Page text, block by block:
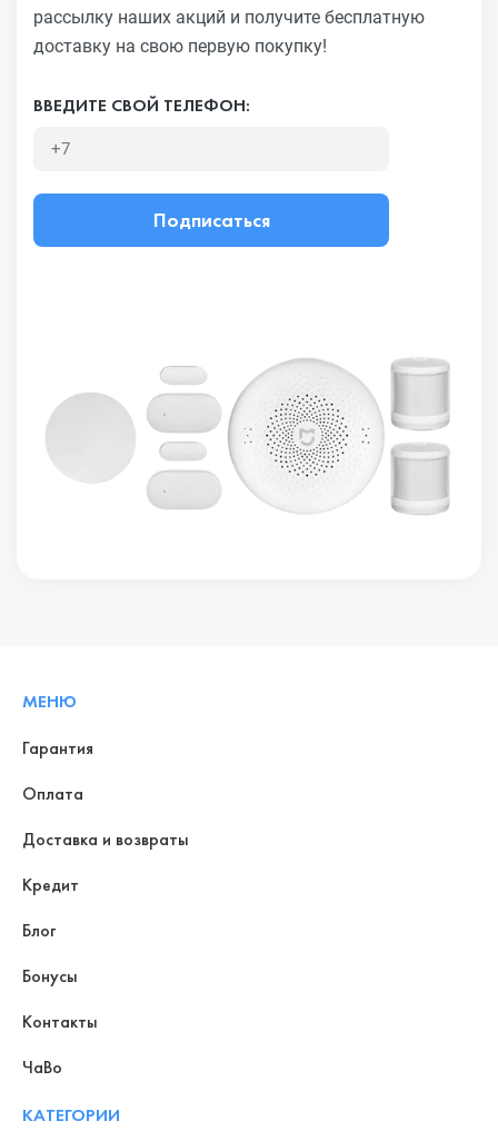
рассылку наших акций и получите бесплатную
доставку на свою первую покупку!
ВВЕДИТЕ СВОЙ ТЕЛЕФОН:
Подписаться
МЕНЮ
Гарантия
Оплата
Доставка и возвраты
Кредит
Блог
Бонусы
Контакты
ЧаВо
КАТЕГОРИИ